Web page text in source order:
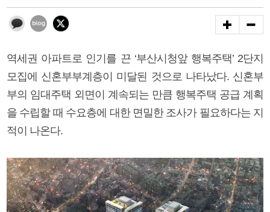
역세권 아파트로 인기를 끈 ‘부산시청앞 행복주택’ 2단지
모집에 신혼부부계층이 미달된 것으로 나타났다. 신혼부
부의 임대주택 외면이 계속되는 만큼 행복주택 공급 계획
을 수립할 때 수요층에 대한 면밀한 조사가 필요하다는 지
적이 나온다.